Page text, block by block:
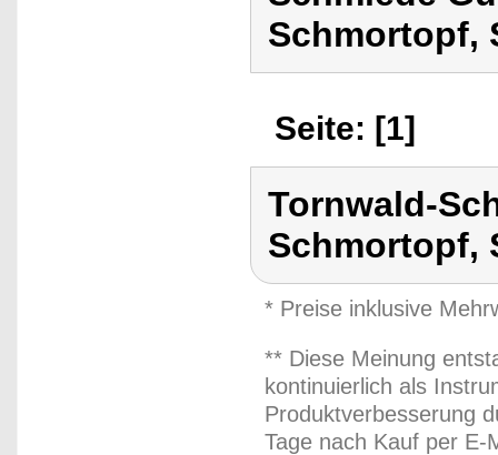
Schmortopf,
Seite: [1]
Tornwald-
Schmortopf,
* Preise inklusive
** Diese Meinung
kontinuierlich als
Produktverbesserung
Tage nach Kauf per E-